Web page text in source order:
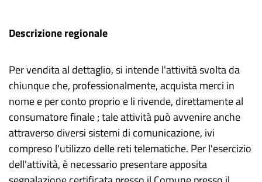
Descrizione regionale
Per vendita al dettaglio, si intende l'attività svolta da
chiunque che, professionalmente, acquista merci in
nome e per conto proprio e li rivende, direttamente al
consumatore finale ; tale attività può avvenire anche
attraverso diversi sistemi di comunicazione, ivi
compreso l'utilizzo delle reti telematiche. Per l'esercizio
dell'attività, è necessario presentare apposita